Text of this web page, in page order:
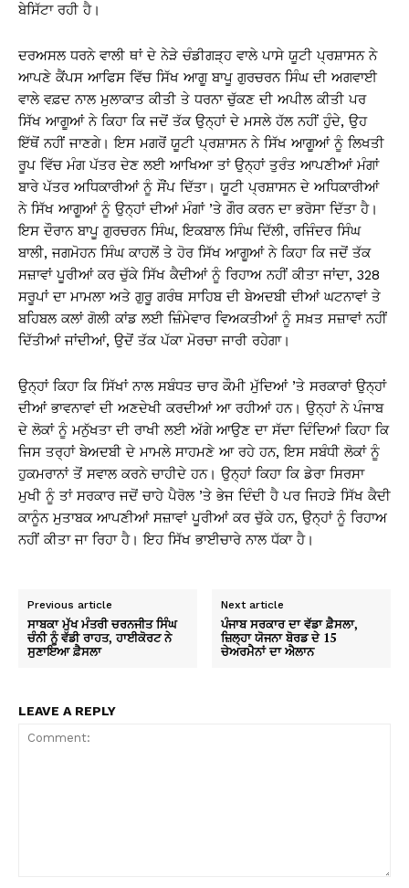
ਬੇਸਿੱਟਾ ਰਹੀ ਹੈ।
ਦਰਅਸਲ ਧਰਨੇ ਵਾਲੀ ਥਾਂ ਦੇ ਨੇੜੇ ਚੰਡੀਗੜ੍ਹ ਵਾਲੇ ਪਾਸੇ ਯੂਟੀ ਪ੍ਰਸ਼ਾਸਨ ਨੇ
ਆਪਣੇ ਕੈਂਪਸ ਆਫਿਸ ਵਿੱਚ ਸਿੱਖ ਆਗੂ ਬਾਪੂ ਗੁਰਚਰਨ ਸਿੰਘ ਦੀ ਅਗਵਾਈ
ਵਾਲੇ ਵਫ਼ਦ ਨਾਲ ਮੁਲਾਕਾਤ ਕੀਤੀ ਤੇ ਧਰਨਾ ਚੁੱਕਣ ਦੀ ਅਪੀਲ ਕੀਤੀ ਪਰ
ਸਿੱਖ ਆਗੂਆਂ ਨੇ ਕਿਹਾ ਕਿ ਜਦੋਂ ਤੱਕ ਉਨ੍ਹਾਂ ਦੇ ਮਸਲੇ ਹੱਲ ਨਹੀਂ ਹੁੰਦੇ, ਉਹ
ਇੱਥੋਂ ਨਹੀਂ ਜਾਣਗੇ। ਇਸ ਮਗਰੋਂ ਯੂਟੀ ਪ੍ਰਸ਼ਾਸਨ ਨੇ ਸਿੱਖ ਆਗੂਆਂ ਨੂੰ ਲਿਖਤੀ
ਰੂਪ ਵਿੱਚ ਮੰਗ ਪੱਤਰ ਦੇਣ ਲਈ ਆਖਿਆ ਤਾਂ ਉਨ੍ਹਾਂ ਤੁਰੰਤ ਆਪਣੀਆਂ ਮੰਗਾਂ
ਬਾਰੇ ਪੱਤਰ ਅਧਿਕਾਰੀਆਂ ਨੂੰ ਸੌਂਪ ਦਿੱਤਾ। ਯੂਟੀ ਪ੍ਰਸ਼ਾਸਨ ਦੇ ਅਧਿਕਾਰੀਆਂ
ਨੇ ਸਿੱਖ ਆਗੂਆਂ ਨੂੰ ਉਨ੍ਹਾਂ ਦੀਆਂ ਮੰਗਾਂ ’ਤੇ ਗੌਰ ਕਰਨ ਦਾ ਭਰੋਸਾ ਦਿੱਤਾ ਹੈ।
ਇਸ ਦੌਰਾਨ ਬਾਪੂ ਗੁਰਚਰਨ ਸਿੰਘ, ਇਕਬਾਲ ਸਿੰਘ ਦਿੱਲੀ, ਰਜਿੰਦਰ ਸਿੰਘ
ਬਾਲੀ, ਜਗਮੋਹਨ ਸਿੰਘ ਕਾਹਲੋਂ ਤੇ ਹੋਰ ਸਿੱਖ ਆਗੂਆਂ ਨੇ ਕਿਹਾ ਕਿ ਜਦੋਂ ਤੱਕ
ਸਜ਼ਾਵਾਂ ਪੂਰੀਆਂ ਕਰ ਚੁੱਕੇ ਸਿੱਖ ਕੈਦੀਆਂ ਨੂੰ ਰਿਹਾਅ ਨਹੀਂ ਕੀਤਾ ਜਾਂਦਾ, 328
ਸਰੂਪਾਂ ਦਾ ਮਾਮਲਾ ਅਤੇ ਗੁਰੂ ਗਰੰਥ ਸਾਹਿਬ ਦੀ ਬੇਅਦਬੀ ਦੀਆਂ ਘਟਨਾਵਾਂ ਤੇ
ਬਹਿਬਲ ਕਲਾਂ ਗੋਲੀ ਕਾਂਡ ਲਈ ਜ਼ਿੰਮੇਵਾਰ ਵਿਅਕਤੀਆਂ ਨੂੰ ਸਖ਼ਤ ਸਜ਼ਾਵਾਂ ਨਹੀਂ
ਦਿੱਤੀਆਂ ਜਾਂਦੀਆਂ, ਉਦੋਂ ਤੱਕ ਪੱਕਾ ਮੋਰਚਾ ਜਾਰੀ ਰਹੇਗਾ।
ਉਨ੍ਹਾਂ ਕਿਹਾ ਕਿ ਸਿੱਖਾਂ ਨਾਲ ਸਬੰਧਤ ਚਾਰ ਕੌਮੀ ਮੁੱਦਿਆਂ ’ਤੇ ਸਰਕਾਰਾਂ ਉਨ੍ਹਾਂ
ਦੀਆਂ ਭਾਵਨਾਵਾਂ ਦੀ ਅਣਦੇਖੀ ਕਰਦੀਆਂ ਆ ਰਹੀਆਂ ਹਨ। ਉਨ੍ਹਾਂ ਨੇ ਪੰਜਾਬ
ਦੇ ਲੋਕਾਂ ਨੂੰ ਮਨੁੱਖਤਾ ਦੀ ਰਾਖੀ ਲਈ ਅੱਗੇ ਆਉਣ ਦਾ ਸੱਦਾ ਦਿੰਦਿਆਂ ਕਿਹਾ ਕਿ
ਜਿਸ ਤਰ੍ਹਾਂ ਬੇਅਦਬੀ ਦੇ ਮਾਮਲੇ ਸਾਹਮਣੇ ਆ ਰਹੇ ਹਨ, ਇਸ ਸਬੰਧੀ ਲੋਕਾਂ ਨੂੰ
ਹੁਕਮਰਾਨਾਂ ਤੋਂ ਸਵਾਲ ਕਰਨੇ ਚਾਹੀਦੇ ਹਨ। ਉਨ੍ਹਾਂ ਕਿਹਾ ਕਿ ਡੇਰਾ ਸਿਰਸਾ
ਮੁਖੀ ਨੂੰ ਤਾਂ ਸਰਕਾਰ ਜਦੋਂ ਚਾਹੇ ਪੈਰੋਲ ’ਤੇ ਭੇਜ ਦਿੰਦੀ ਹੈ ਪਰ ਜਿਹੜੇ ਸਿੱਖ ਕੈਦੀ
ਕਾਨੂੰਨ ਮੁਤਾਬਕ ਆਪਣੀਆਂ ਸਜ਼ਾਵਾਂ ਪੂਰੀਆਂ ਕਰ ਚੁੱਕੇ ਹਨ, ਉਨ੍ਹਾਂ ਨੂੰ ਰਿਹਾਅ
ਨਹੀਂ ਕੀਤਾ ਜਾ ਰਿਹਾ ਹੈ। ਇਹ ਸਿੱਖ ਭਾਈਚਾਰੇ ਨਾਲ ਧੱਕਾ ਹੈ।
Previous article
ਸਾਬਕਾ ਮੁੱਖ ਮੰਤਰੀ ਚਰਨਜੀਤ ਸਿੰਘ
ਚੰਨੀ ਨੂੰ ਵੱਡੀ ਰਾਹਤ, ਹਾਈਕੋਰਟ ਨੇ
ਸੁਣਾਇਆ ਫ਼ੈਸਲਾ
Next article
ਪੰਜਾਬ ਸਰਕਾਰ ਦਾ ਵੱਡਾ ਫ਼ੈਸਲਾ,
ਜ਼ਿਲ੍ਹਾ ਯੋਜਨਾ ਬੋਰਡ ਦੇ 15
ਚੇਅਰਮੈਨਾਂ ਦਾ ਐਲਾਨ
LEAVE A REPLY